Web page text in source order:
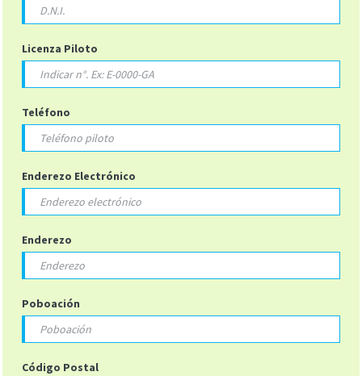
Licenza Piloto
Teléfono
Enderezo Electrónico
Enderezo
Poboación
Código Postal